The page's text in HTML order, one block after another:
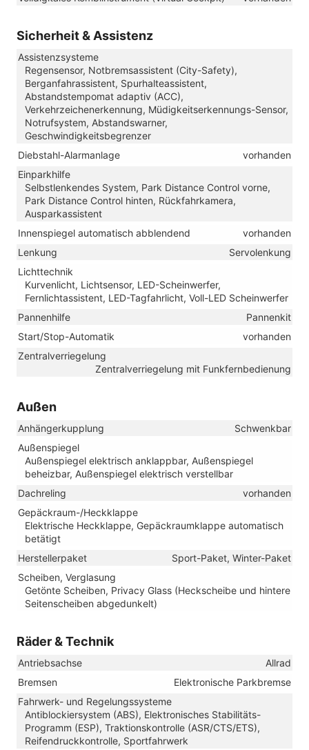
Sicherheit & Assistenz
Assistenzsysteme
Regensensor, Notbremsassistent (City-Safety),
Berganfahrassistent, Spurhalteassistent,
Abstandstempomat adaptiv (ACC),
Verkehrzeichenerkennung, Müdigkeitserkennungs-Sensor,
Notrufsystem, Abstandswarner,
Geschwindigkeitsbegrenzer
Diebstahl-Alarmanlage
vorhanden
Einparkhilfe
Selbstlenkendes System, Park Distance Control vorne,
Park Distance Control hinten, Rückfahrkamera,
Ausparkassistent
Innenspiegel automatisch abblendend
vorhanden
Lenkung
Servolenkung
Lichttechnik
Kurvenlicht, Lichtsensor, LED-Scheinwerfer,
Fernlichtassistent, LED-Tagfahrlicht, Voll-LED Scheinwerfer
Pannenhilfe
Pannenkit
Start/Stop-Automatik
vorhanden
Zentralverriegelung
Zentralverriegelung mit Funkfernbedienung
Außen
Anhängerkupplung
Schwenkbar
Außenspiegel
Außenspiegel elektrisch anklappbar, Außenspiegel
beheizbar, Außenspiegel elektrisch verstellbar
Dachreling
vorhanden
Gepäckraum-/Heckklappe
Elektrische Heckklappe, Gepäckraumklappe automatisch
betätigt
Herstellerpaket
Sport-Paket, Winter-Paket
Scheiben, Verglasung
Getönte Scheiben, Privacy Glass (Heckscheibe und hintere
Seitenscheiben abgedunkelt)
Räder & Technik
Antriebsachse
Allrad
Bremsen
Elektronische Parkbremse
Fahrwerk- und Regelungssysteme
Antiblockiersystem (ABS), Elektronisches Stabilitäts-
Programm (ESP), Traktionskontrolle (ASR/CTS/ETS),
Reifendruckkontrolle, Sportfahrwerk